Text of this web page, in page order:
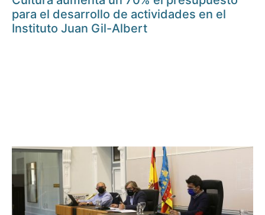
para el desarrollo de actividades en el
Instituto Juan Gil-Albert